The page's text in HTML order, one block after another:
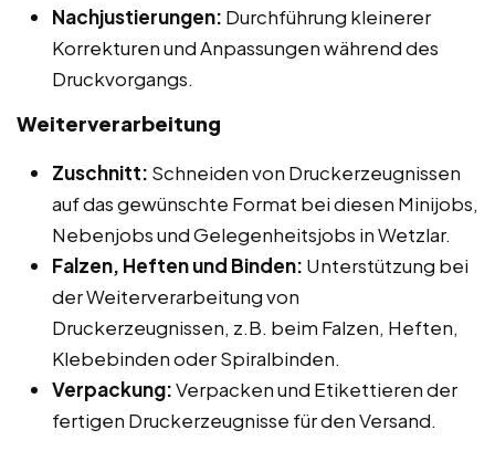
Nachjustierungen: Durchführung kleinerer
Korrekturen und Anpassungen während des
Druckvorgangs.
Weiterverarbeitung
Zuschnitt: Schneiden von Druckerzeugnissen
auf das gewünschte Format bei diesen Minijobs,
Nebenjobs und Gelegenheitsjobs in Wetzlar.
Falzen, Heften und Binden: Unterstützung bei
der Weiterverarbeitung von
Druckerzeugnissen, z.B. beim Falzen, Heften,
Klebebinden oder Spiralbinden.
Verpackung:Verpacken und Etikettieren der
fertigen Druckerzeugnisse für den Versand.